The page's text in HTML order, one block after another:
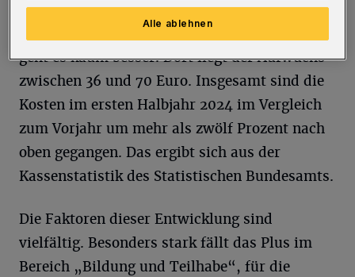
gestiegen, um rund 75 Euro pro Einwohnerin
geht es kaum besser. Dort liegt der Aufwuchs
zwischen 36 und 70 Euro. Insgesamt sind die
Kosten im ersten Halbjahr 2024 im Vergleich
zum Vorjahr um mehr als zwölf Prozent nach
oben gegangen. Das ergibt sich aus der
Kassenstatistik des Statistischen Bundesamts.
Die Faktoren dieser Entwicklung sind
vielfältig. Besonders stark fällt das Plus im
Bereich „Bildung und Teilhabe“, für die
Alle ablehnen